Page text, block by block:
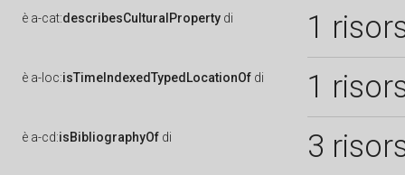
è a-cat:describesCulturalProperty di 1
è a-loc:isTimeIndexedTypedLocationOf di 1
è a-cd:isBibliographyOf di 3